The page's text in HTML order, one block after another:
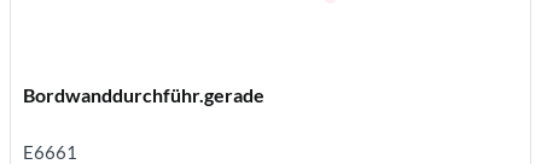
Bordwanddurchführ.gerade
E6661